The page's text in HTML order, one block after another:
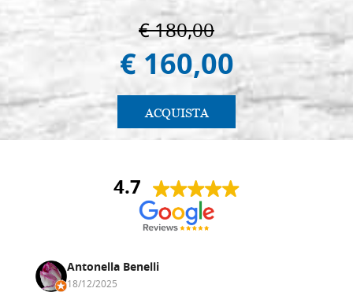
€ 180,00
€ 160,00
ACQUISTA
4.7
Antonella Benelli
18/12/2025